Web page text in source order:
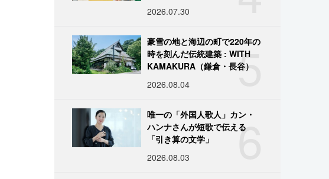
2026.07.30
5
豪雪の地と海辺の町で220年の
時を刻んだ伝統建築 : WITH
KAMAKURA（鎌倉・長谷）
2026.08.04
6
唯一の「外国人歌人」カン・
ハンナさんが短歌で伝える
「引き算の文学」
2026.08.03